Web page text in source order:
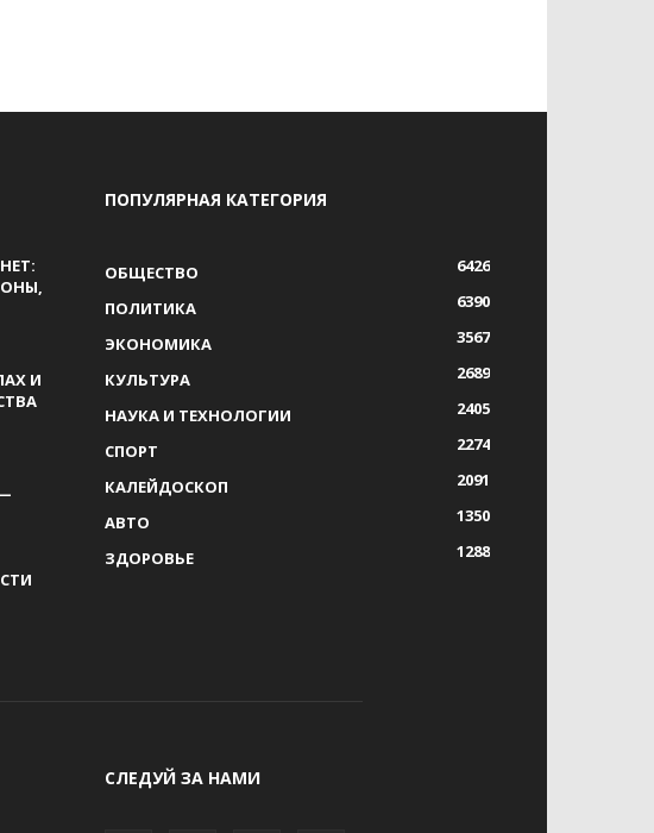
И
ПОПУЛЯРНАЯ КАТЕГОРИЯ
ОБЩЕСТВО
6426
ПОЛИТИКА
6390
ЭКОНОМИКА
3567
КУЛЬТУРА
2689
НАУКА И ТЕХНОЛОГИИ
2405
СПОРТ
2274
КАЛЕЙДОСКОП
2091
АВТО
1350
ЗДОРОВЬЕ
1288
СЛЕДУЙ ЗА НАМИ